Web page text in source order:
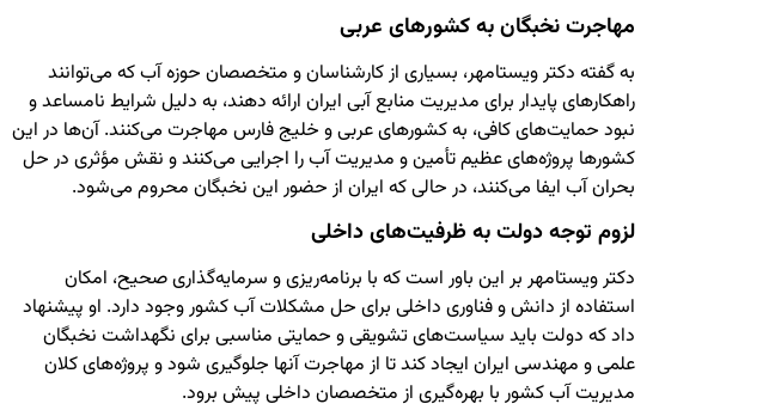
مهاجرت نخبگان به کشورهای عربی
به گفته دکتر ویستامهر، بسیاری از کارشناسان و متخصصان حوزه آب که می‌توانند
راهکارهای پایدار برای مدیریت منابع آبی ایران ارائه دهند، به دلیل شرایط نامساعد و
نبود حمایت‌های کافی، به کشورهای عربی و خلیج فارس مهاجرت می‌کنند. آن‌ها در این
کشورها پروژه‌های عظیم تأمین و مدیریت آب را اجرایی می‌کنند و نقش مؤثری در حل
بحران آب ایفا می‌کنند، در حالی که ایران از حضور این نخبگان محروم می‌شود.
لزوم توجه دولت به ظرفیت‌های داخلی
دکتر ویستامهر بر این باور است که با برنامه‌ریزی و سرمایه‌گذاری صحیح، امکان
استفاده از دانش و فناوری داخلی برای حل مشکلات آب کشور وجود دارد. او پیشنهاد
داد که دولت باید سیاست‌های تشویقی و حمایتی مناسبی برای نگهداشت نخبگان
علمی و مهندسی ایران ایجاد کند تا از مهاجرت آنها جلوگیری شود و پروژه‌های کلان
مدیریت آب کشور با بهره‌گیری از متخصصان داخلی پیش برود.